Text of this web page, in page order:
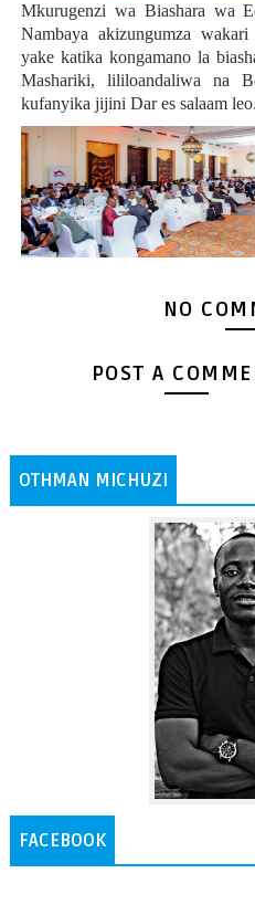
Mkurugenzi wa Biashara wa
Nambaya akizungumza
yake katika kongamano la
Mashariki, lililoandaliwa na
kufanyika jijini Dar es salaam leo.
NO
POST A
OTHMAN MICHUZI
FACEBOOK